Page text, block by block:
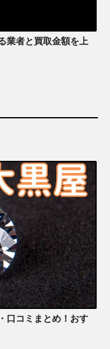
業者と買取金額を上
口コミまとめ！おす